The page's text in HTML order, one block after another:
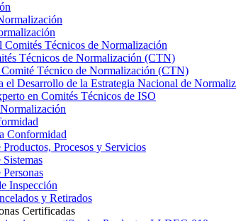
Comités Técnicos de Normalización
Técnicos de Normalización (CTN)
Comité Técnico de Normalización (CTN)
el Desarrollo de la Estrategia Nacional de
en Comités Técnicos de ISO
Conformidad
Procesos y Servicios
Inspección
y Retirados
Certificadas